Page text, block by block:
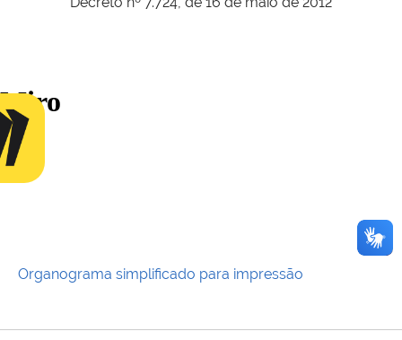
Organograma simplificado para impressão